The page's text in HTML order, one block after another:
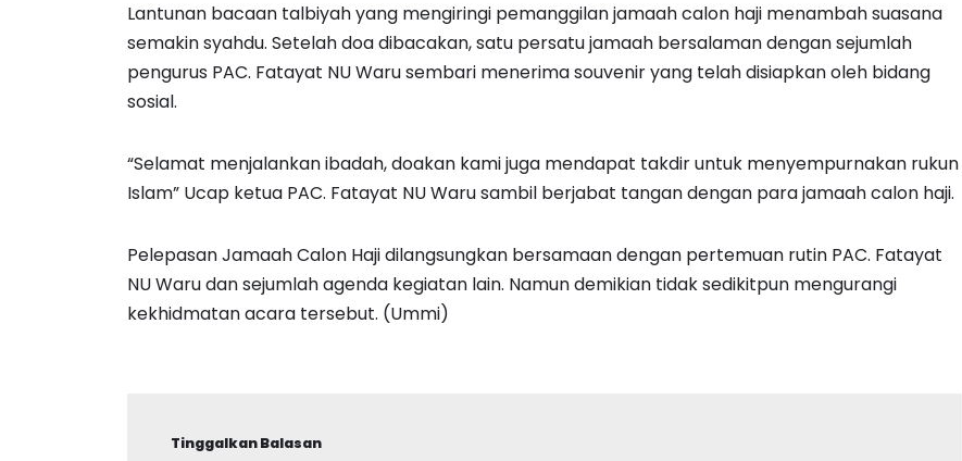
Lantunan bacaan talbiyah yang mengiringi pemanggilan jamaah calon haji menambah suasana
semakin syahdu. Setelah doa dibacakan, satu persatu jamaah bersalaman dengan sejumlah
pengurus PAC. Fatayat NU Waru sembari menerima souvenir yang telah disiapkan oleh bidang
sosial.
“Selamat menjalankan ibadah, doakan kami juga mendapat takdir untuk menyempurnakan rukun
Islam” Ucap ketua PAC. Fatayat NU Waru sambil berjabat tangan dengan para jamaah calon haji.
Pelepasan Jamaah Calon Haji dilangsungkan bersamaan dengan pertemuan rutin PAC. Fatayat
NU Waru dan sejumlah agenda kegiatan lain. Namun demikian tidak sedikitpun mengurangi
kekhidmatan acara tersebut. (Ummi)
Tinggalkan Balasan